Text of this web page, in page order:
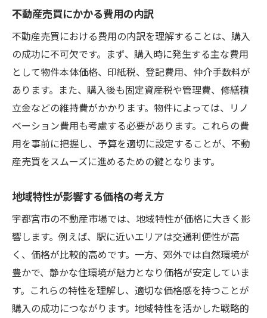
タイミングを見極めた最適な取引時期
交渉力を高めるための準備方法
書類作成時のポイントと注意点
不動産業者とのコミュニケーションの取り
方
購入後の手続きと管理手法
購入までに知っておくべきトレンド情報
不動産売買にかかる費用の内訳
不動産売買における費用の内訳を理解することは、購入
の成功に不可欠です。まず、購入時に発生する主な費用
として物件本体価格、印紙税、登記費用、仲介手数料が
あります。また、購入後も固定資産税や管理費、修繕積
立金などの維持費がかかります。物件によっては、リノ
ベーション費用も考慮する必要があります。これらの費
用を事前に把握し、予算を適切に設定することが、不動
産売買をスムーズに進めるための鍵となります。
地域特性が影響する価格の考え方
宇都宮市の不動産市場では、地域特性が価格に大きく影
響します。例えば、駅に近いエリアは交通利便性が高
く、価格が比較的高めです。一方、郊外では自然環境が
豊かで、静かな住環境が魅力となり価格が安定していま
す。これらの特性を理解し、適切な価格感を持つことが
購入の成功につながります。地域特性を活かした戦略的